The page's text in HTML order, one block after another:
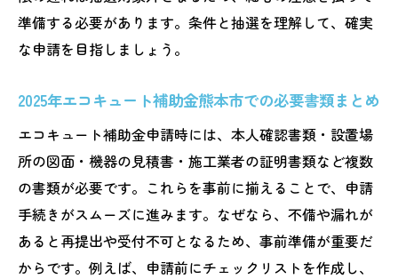
準備する必要があります。条件と抽選を理解して、確実
な申請を目指しましょう。
2025年エコキュート補助金熊本市での必要書類まとめ
エコキュート補助金申請時には、本人確認書類・設置場
所の図面・機器の見積書・施工業者の証明書類など複数
の書類が必要です。これらを事前に揃えることで、申請
手続きがスムーズに進みます。なぜなら、不備や漏れが
あると再提出や受付不可となるため、事前準備が重要だ
からです。例えば、申請前にチェックリストを作成し、